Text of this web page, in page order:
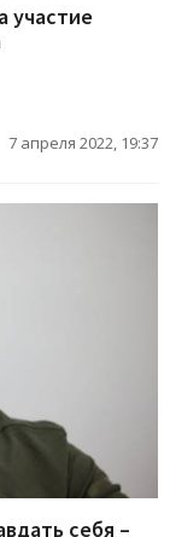
участие
7 апреля 2022, 19:37
себя –